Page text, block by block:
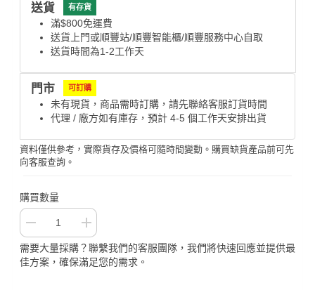
送貨 有存貨
滿$800免運費
送貨上門或順豐站/順豐智能櫃/順豐服務中心自取
送貨時間為1-2工作天
門市 可訂購
未有現貨，商品需時訂購，請先聯絡客服訂貨時間
代理 / 廠方如有庫存，預計 4-5 個工作天安排出貨
資料僅供參考，實際貨存及價格可隨時間變動。購買缺貨產品前可先
向客服查詢。
購買數量
需要大量採購？聯繫我們的客服團隊，我們將快速回應並提供最
佳方案，確保滿足您的需求。